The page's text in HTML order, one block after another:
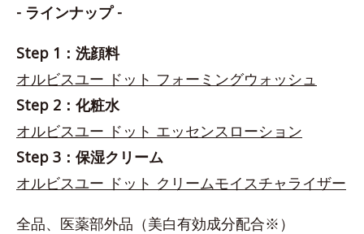
- ラインナップ -
Step 1：洗顔料
オルビスユー ドット フォーミングウォッシュ
Step 2：化粧水
オルビスユー ドット エッセンスローション
Step 3：保湿クリーム
オルビスユー ドット クリームモイスチャライザー
全品、医薬部外品（美白有効成分配合※）